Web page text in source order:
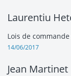
Laurentiu
Lois de
14/06/2017
Jean Martinet